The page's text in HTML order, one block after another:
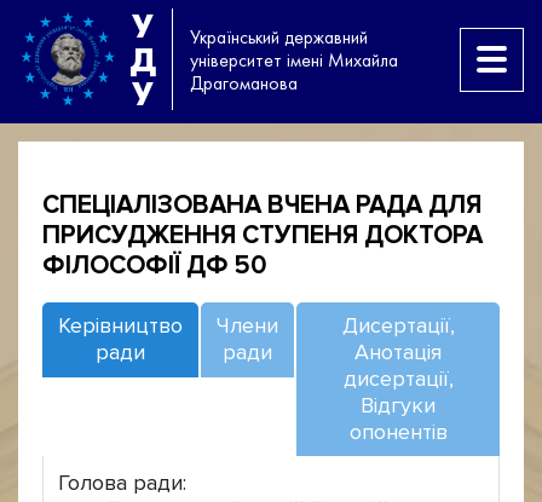
У
Д
У
Український державний
університет імені Михайла
Драгоманова
СПЕЦІАЛІЗОВАНА ВЧЕНА РАДА ДЛЯ
ПРИСУДЖЕННЯ СТУПЕНЯ ДОКТОРА
ФІЛОСОФІЇ ДФ 50
Керівництво
ради
Члени
ради
Дисертації,
Анотація
дисертації,
Відгуки
опонентів
Голова ради: